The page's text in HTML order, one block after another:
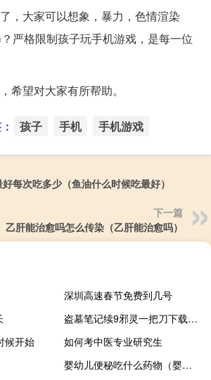
，大家可以想象，暴力，色情渲染
严格限制孩子玩手机游戏，是每一位
希望对大家有所帮助。
孩子 手机 手机游戏
每次吃多少（鱼油什么时候吃最好）
下一篇
乙肝能治愈吗怎么传染（乙肝能治愈吗）
深圳高速春节免费到几号
盗墓笔记续9邪灵一把刀下载（盗墓笔记9邪灵一把刀）
候开始
如何考中医专业研究生
婴幼儿便秘吃什么药物（婴幼儿便秘吃什么好）